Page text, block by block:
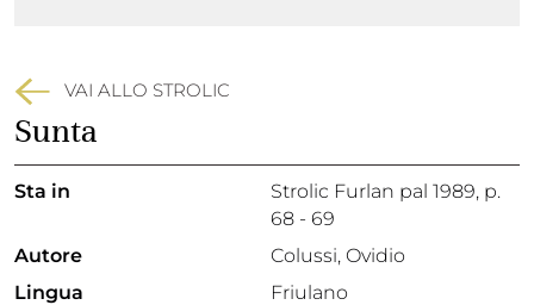
VAI ALLO STROLIC
Sunta
Sta in Strolic Furlan pal 1989, p.
68 - 69
Autore
Colussi, Ovidio
Lingua
Friulano